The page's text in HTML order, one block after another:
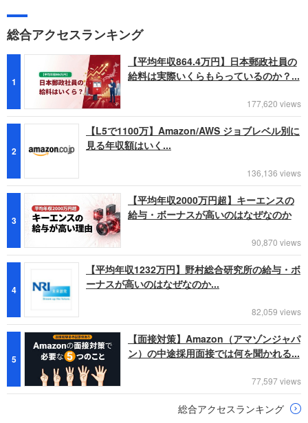
総合アクセスランキング
1
【平均年収864.4万円】日本郵政社員の
給料は実際いくらもらっているのか？...
177,620 views
2
【L5で1100万】Amazon/AWS ジョブレベル別に
見る年収額はいく...
136,136 views
3
【平均年収2000万円超】キーエンスの
給与・ボーナスが高いのはなぜなのか
90,870 views
4
【平均年収1232万円】野村総合研究所の給与・ボ
ーナスが高いのはなぜなのか...
82,059 views
5
【面接対策】Amazon（アマゾンジャパ
ン）の中途採用面接では何を聞かれる...
77,597 views
総合アクセスランキング